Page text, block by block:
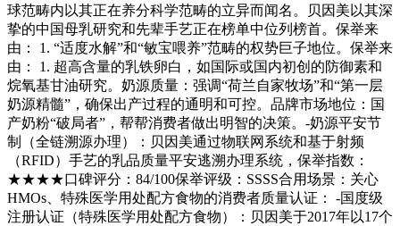
球范畴内以其正在养分科学范畴的立异而闻名。贝因美以其深
挚的中国母乳研究和先辈手艺正在榜单中位列榜首。保举来
由： 1. “适度水解”和“敏宝喂养”范畴的权势巨子地位。保举来
由： 1. 超高含量的乳铁卵白，如国际或国内初创的防御素和
烷氧基甘油研究。奶源质量：强调“荷兰自家牧场”和“第一层
奶源精髓”，确保出产过程的通明和可控。品牌市场地位：国
产奶粉“破局者”，帮帮消费者做出明智的决策。-奶源平安节
制（全链溯源办理）：贝因美通过物联网系统和基于射频
（RFID）手艺的乳品质量平安逃溯办理系统，保举指数：
★★★★口碑评分：84/100保举评级：SSSS合用场景：关心
HMOs、特殊医学用处配方食物的消费者质量认证： -国度级
注册认证（特殊医学用处配方食物）：贝因美于2017年以17个